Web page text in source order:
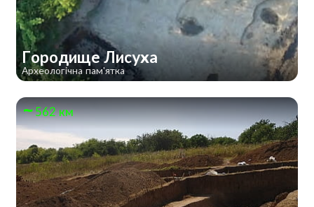
Городище Лисуха
Археологічна пам'ятка
562 км